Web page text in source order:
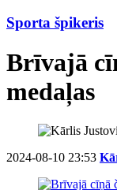
Sporta špikeris
Brīvajā
medaļas
2024-08-10 23:53